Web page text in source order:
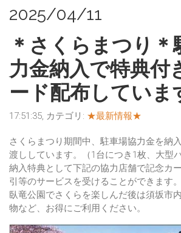
2025/04/11
＊さくらまつり＊
力金納入で特典付
ード配布していま
17:51:35, カテゴリ: ★最新情報★
さくらまつり期間中、駐車場協力金を納
渡ししています。（1台につき1枚、大型バ
納入特典として下記の協力店舗で記念カ
引等のサービスを受けることができます。
臥竜公園でさくらを楽しんだ後は須坂市
物など、お得にご利用ください。